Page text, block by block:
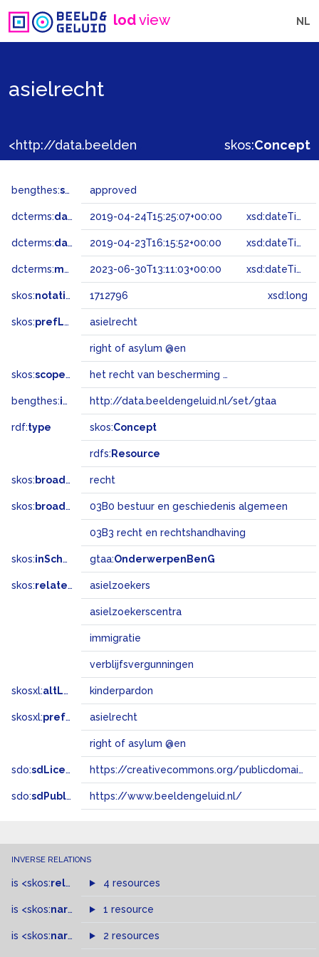
lodview NL
asielrecht
skos:Concept
bengthes:status approved
dcterms:dateAccepted 2019-04-24T15:25:07+00:00 xsd:dateTime
dcterms:dateSubmitted 2019-04-23T16:15:52+00:00 xsd:dateTime
dcterms:modified 2023-06-30T13:11:03+00:00 xsd:dateTime
skos:notation 1712796 xsd:long
skos:prefLabel asielrecht
right of asylum @en
skos:scopeNote het recht van bescherming in een ander land dan dat waar vervolging plaatsvindt
bengthes:inSet http://data.beeldengeluid.nl/set/gtaa
rdf:type skos:Concept
rdfs: Resource
skos: broader recht
skos: broadMatch 03B0 bestuur en geschiedenis algemeen
03B3 recht en rechtshandhaving
skos:inScheme gtaa:OnderwerpenBenG
skos:related asielzoekers
asielzoekerscentra
immigratie
verblijfsvergunningen
skosxl:altLabel kinderpardon
skosxl:prefLabel asielrecht
right of asylum @en
sdo:sdLicense https://creativecommons.org/publicdomain/zero/1.0/
sdo:sdPublisher https://www.beeldengeluid.nl/
INVERSE RELATIONS
is <skos:related > of4 resources
is <skos:narrower >of
1 resource
is <skos:narrowMatch >of
2 resources